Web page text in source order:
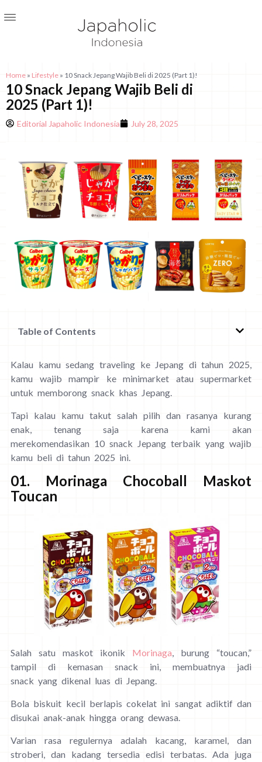
Home » Lifestyle » 10 Snack Jepang Wajib Beli di 2025 (Part 1)!
10 Snack Jepang Wajib Beli di
2025 (Part 1)!
Editorial Japaholic Indonesia July 28, 2025
Table of Contents
Kalau kamu sedang traveling ke Jepang di tahun 2025,
kamu wajib mampir ke minimarket atau supermarket
untuk memborong snack khas Jepang.
Tapi kalau kamu takut salah pilih dan rasanya kurang
enak, tenang saja karena kami akan
merekomendasikan 10 snack Jepang terbaik yang wajib
kamu beli di tahun 2025 ini.
01. Morinaga Chocoball Maskot
Toucan
Salah satu maskot ikonik Morinaga, burung “toucan,”
tampil di kemasan snack ini, membuatnya jadi
snack yang dikenal luas di Jepang.
Bola biskuit kecil berlapis cokelat ini sangat adiktif dan
disukai anak-anak hingga orang dewasa.
Varian rasa regulernya adalah kacang, karamel, dan
stroberi, dan kadang tersedia edisi terbatas. Ada juga